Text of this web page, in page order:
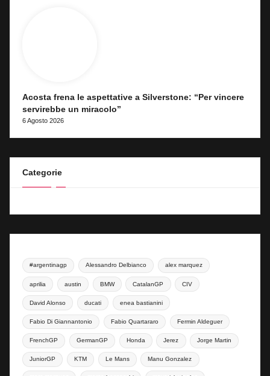
Acosta frena le aspettative a Silverstone: “Per vincere
servirebbe un miracolo”
6 Agosto 2026
Categorie
#argentinagp Alessandro Delbianco alex marquez
aprilia austin BMW CatalanGP CIV
David Alonso ducati enea bastianini
Fabio Di Giannantonio Fabio Quartararo Fermin Aldeguer
FrenchGP GermanGP Honda Jerez Jorge Martin
JuniorGP KTM Le Mans Manu Gonzalez